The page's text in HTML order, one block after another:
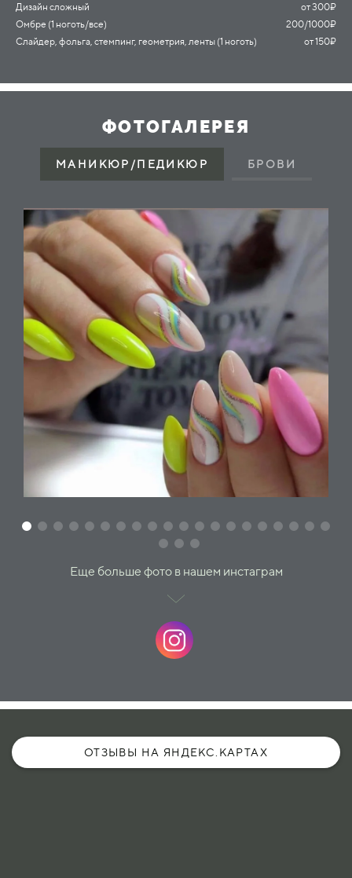
Дизайн сложный
от 300₽
Омбре (1 ноготь/все)
200/1000₽
Слайдер, фольга, стемпинг, геометрия, ленты (1 ноготь)
от 150₽
ФОТОГАЛЕРЕЯ
МАНИКЮР/ПЕДИКЮР БРОВИ
Еще больше фото в нашем инстаграм
ОТЗЫВЫ НА ЯНДЕКС.КАРТАХ